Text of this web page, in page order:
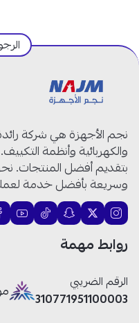
العلامة التجارية:
الموديل:
نوع التحميل:
سعة الغسيل:
سعة التجفيف:7 كغ
نظام التشغيل:
التحكم:لوحة
برامج الغسيل:
حساسة، سريعة،
التصميم: فضي
الجهد الكهربائي:
التردد:
غسالة بيسك تحميل
نجم الأجهزة هي شركة
بتقديم أفضل المنتجات.
وسريعة بأفضل خدمة
روابط مهمة
الرقم الضريبي
310771951100003